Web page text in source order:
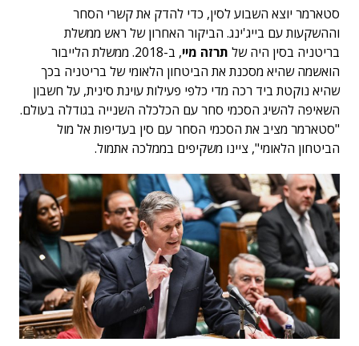
סטארמר יוצא השבוע לסין, כדי להדק את קשרי הסחר
וההשקעות עם בייג'ינג. הביקור האחרון של ראש ממשלת
בריטניה בסין היה של תרזה מיי
, ב-2018. ממשלת הלייבור
הואשמה שהיא מסכנת את הביטחון הלאומי של בריטניה בכך
שהיא נוקטת ביד רכה מדי כלפי פעילות עוינת סינית, על חשבון
השאיפה להשיג הסכמי סחר עם הכלכלה השנייה בגודלה בעולם.
"סטארמר מציב את הסכמי הסחר עם סין בעדיפות אל מול
הביטחון הלאומי", ציינו משקיפים בממלכה אתמול.